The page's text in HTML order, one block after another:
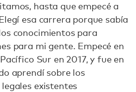
hasta que empecé a
esa carrera porque sabía
conocimientos para
para mi gente. Empecé en
Sur en 2017, y fue en
aprendí sobre los
existentes